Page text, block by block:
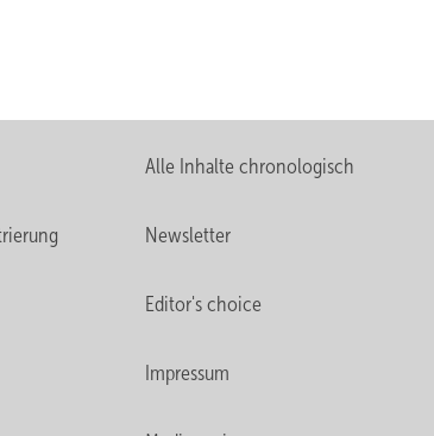
Alle Inhalte chronologisch
Newsletter
Editor's choice
Impressum